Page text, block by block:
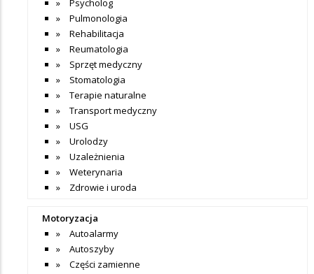
Psycholog
Pulmonologia
Rehabilitacja
Reumatologia
Sprzęt medyczny
Stomatologia
Terapie naturalne
Transport medyczny
USG
Urolodzy
Uzależnienia
Weterynaria
Zdrowie i uroda
Motoryzacja
Autoalarmy
Autoszyby
Części zamienne